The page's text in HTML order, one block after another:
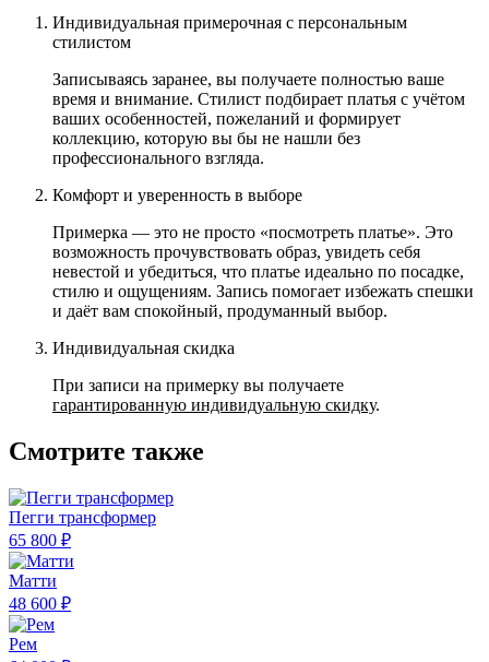
Индивидуальная примерочная с персональным
стилистом
Записываясь заранее, вы получаете полностью ваше
время и внимание. Стилист подбирает платья с учётом
ваших особенностей, пожеланий и формирует
коллекцию, которую вы бы не нашли без
профессионального взгляда.
Комфорт и уверенность в выборе
Примерка — это не просто «посмотреть платье». Это
возможность прочувствовать образ, увидеть себя
невестой и убедиться, что платье идеально по посадке,
стилю и ощущениям. Запись помогает избежать спешки
и даёт вам спокойный, продуманный выбор.
Индивидуальная скидка
При записи на примерку вы получаете
гарантированную индивидуальную скидку.
Смотрите также
Пегги трансформер
65 800 ₽
Матти
48 600 ₽
Рем